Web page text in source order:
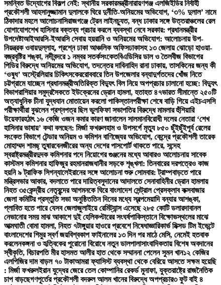
সমন্বিত উদ্যোগের বিকল্প নেই: স্থানীয় সরকারমন্ত্রীনারায়ণগঞ্জ এলজিইডির নির্বাহী
প্রকৌশলী আহসানুজ্জামান দুলালকে ঘিরে দুর্নীতি-অনিয়মের অভিযোগ, ‘৩% দুলাল’ নামে
ঠিকাদার মহলে আলোচনাসিরাজগঞ্জে ট্রেন লাইনচ্যুত, বন্ধ ঢাকার সঙ্গে উত্তরাঞ্চলের রেল
যোগাযোগশেখ হাসিনার বক্তব্য প্রচার করলে ব্যবস্থা নেবে সরকার: প্রধানমন্ত্রীর
উপদেষ্টাআইআরসি-ইআরসি সেবায় হয়রানি ও অনিয়মের অভিযোগ: আলোচনায় উপ-
নিয়ন্ত্রক ওবায়দুল্লাহ, প্রশ্নে ঢাকা আঞ্চলিক অফিসঢাকাসহ ১৩ জেলায় ঝোড়ো হাওয়া-
বজ্রবৃষ্টির শঙ্কা, নদীবন্দরে ১ নম্বর সতর্কসংকেতবিএডিসির ডাল ও তৈলবীজ বিভাগের
পিডির বিরুদ্ধে অনিয়মের অভিযোগ, তদন্তের দাবিনাহিদ রানা ঢাকায়, তাসকিনের জন্য কী
‘ওষুধ’ অস্ট্রেলিয়ার চিকিৎসকেররোববারে তিন উপজেলার বন্যাদুর্গতদের খোঁজ নিতে
চট্টগ্রামে যাচ্ছেন প্রধানমন্ত্রীঅতিরিক্ত বিদ্যুৎ বিল নিয়ে অপপ্রচার চালানো হচ্ছে: বিদ্যুৎ
বিভাগরাশিয়ার সমুদ্রসৈকতে ইউক্রেনের ড্রোন হামলা, হতাহত ৪৭ভারত সীমান্তে ২৫০টি
অত্যাধুনিক চীনা যুদ্ধযান মোতায়েন করলো পাকিস্তানপরীক্ষা শেষে বাড়ি গিয়ে এইচএসসি
পরীক্ষার্থীরা বুঝলেন প্রশ্নপত্র ছিল ভুলফিফা সভাপতির বিরুদ্ধে মামলার হুঁশিয়ারি
উয়েফারহঠাৎ ১৬ কেজি ওজন কমার কারণ জানালেন সালমানবিরোধী দলের নেতারা ‘শেখ
হাসিনার ভাষায়’ কথা বলছেন: মির্জা ফখরুলহাম ও উপসর্গে মৃত্যু ৮৫০ ছুঁইছুঁইপূর্ব রেলের
সংকেত বিভাগে টেন্ডার অনিয়ম ও কমিশন বাণিজ্যের অভিযোগ, কেন্দ্রে প্রকৌশলী তারেক
মোহাম্মদ শামছ্ তুষারবেনজীরের অন্য দেশের পাসপোর্ট থাকতে পারে, সন্দেহ
স্বরাষ্ট্রমন্ত্রীরদুদক কমিশনার পদে নিয়োগের গুঞ্জনের মধ্যে আবারও আলোচনায় সাবেক
কাস্টমস কমিশনার হাফিজুর রহমানরাজধানীর সড়কে শৃঙ্খলা: তিনবারের দরপত্রেও কাজ
হয়নি ৯ ট্রাফিক সিগন্যালেইরানের সঙ্গে আলোচনা শুরু সোমবার: ট্রাম্পবাড়তে পারে
মন্ত্রিসভার আকার, বদলাতে পারে দায়িত্বসুদানের আদালতে সেনাবাহিনীর ড্রোন হামলায়
নিহত ৩৫কেন্দ্রীয় নেতৃবৃন্দের আগমনকে ঘিরে বাংলাদেশ সেন্ট্রাল প্রেসক্লাব কক্সবাজার
জেলা কমিটির প্রস্তুতি সভা অনুষ্ঠিততিন দিনের মধ্যে স্বল্পমেয়াদি বন্যার আশঙ্কা,
প্লাবিত হতে পারে যেসব জেলাজুলাইয়ে রেমিট্যান্স এসেছে ২৮৫ কোটি ডলারদাবানল
নেভানোর সময় মাঝ আকাশে দুই হেলিকপ্টারের সংঘর্ষপাকিস্তানে বিক্ষোভস্থলের মাঝে
আত্মঘাতী বোমা হামলা, নিহত ৭টাঙ্গুয়ার হাওরে প্রবেশে নিষেধাজ্ঞারিকার্ভ মিক্সড টিম ইভেন্টে
বাংলাদেশের শিমুর স্বর্ণ জয়বিশ্বকাপ ফাইনালের ১৩ দিন পর মাঠে মেসি, নেমেই হতবাক
করলেনকঙ্গনা ও হৃত্বিকের পুরোনো বিরোধে নতুন ডালপালাসাংবাদিকতায় বিশেষ অবদানের
স্বীকৃতি, বিচারপতি মীর হাসমত আলীর হাত থেকে সম্মাননা পেলেন সুমন খান১২ কেজির
এলপিজির দাম বাড়ল ৭০ টাকাআমরা ফ্যাসিস্ট ব্যবস্থা থেকে বেরিয়ে আসতে সক্ষম হয়েছি
: মির্জা ফখরুলইরান যুদ্ধের জেরে তেল কোম্পানির রেকর্ড মুনাফা, যুক্তরাষ্ট্রে রাজনৈতিক
চাপ বাড়ছেগণপূর্তের প্রকৌশলী বদরুল আলম খানের বিরুদ্ধে অপপ্রচার৩ ফুট বাই ৪